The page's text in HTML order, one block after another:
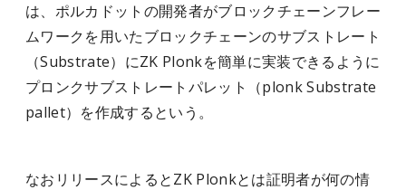
は、ポルカドットの開発者がブロックチェーンフレー
ムワークを用いたブロックチェーンのサブストレート
（Substrate）にZK Plonkを簡単に実装できるように
プロンクサブストレートパレット（plonk Substrate
pallet）を作成するという。
なおリリースによるとZK Plonkとは証明者が何の情